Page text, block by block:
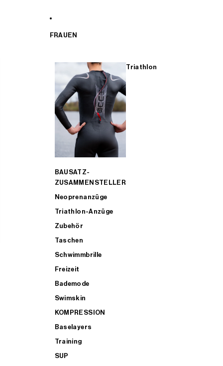
FRAUEN
Triathlon
BAUSATZ-
ZUSAMMENSTELLER
Neoprenanzüge
Triathlon-Anzüge
Zubehör
Taschen
Schwimmbrille
Freizeit
Bademode
Swimskin
KOMPRESSION
Baselayers
Training
SUP